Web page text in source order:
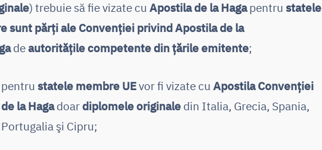
) trebuie să fie vizate cu Apostila de la Hagapentru statele
sunt părţi ale Convenţiei privind Apostila de la
deautorităţile competente din ţările emitente;
pentru statele membre UEvor fi vizate cu Apostila Convenţiei
de la Hagadoar diplomele originale din Italia, Grecia, Spania,
Portugalia şi Cipru;